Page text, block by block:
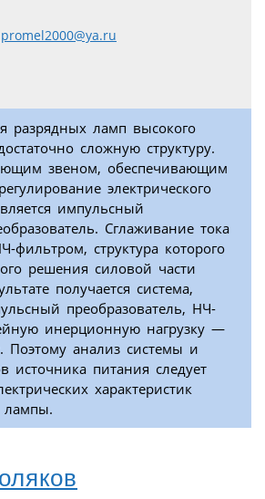
promel2000@ya.ru
разрядных ламп высокого
сложную структуру.
звеном, обеспечивающим
электрического
импульсный
Сглаживание тока
фильтром, структура которого
решения силовой части
получается система,
преобразователь, НЧ-
инерционную нагрузку —
Поэтому анализ системы и
источника питания следует
характеристик
лампы.